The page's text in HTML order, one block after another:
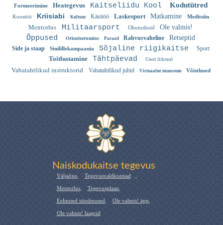
Formeerimine Heategevus Kaitseliidu Kool Kodutütred
Koostöö Kriisiabi Kultuur Käsitöö Laskesport Matkamine Meditsiin
Mentorlus Militaarsport Ohutushoid Ole valmis!
Õppused Orienteerumine Paraad Rahvusvaheline Retseptid
Side ja staap Sinilillekampaania Sõjaline riigikaitse Sport
Toitlustamine Tähtpäevad Uued liikmed
Vabatahtlikud instruktorid Vabatahtlikud juhid Virtuaalne muuseum Võistlused
Naiskodukaitse tegevus
Väljaõpe, Tegevusvaldkonnad ,
Mentorlus, Tegevusplaan,
Eelmised sündmused, Ole valmis! äpp,
Ole valmis! laagrid